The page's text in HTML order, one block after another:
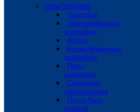
New Holland
Трактори
Зернозбиральні
комбайни
Жатки
Кормозбиральні
комбайни
Прес-
підбирачі
Самохідні
обприскувачі
Плуги New
Holland